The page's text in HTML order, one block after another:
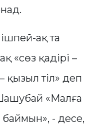
ақ та
«сөз қадірі –
қызыл тіл» деп
«Малға
- десе,